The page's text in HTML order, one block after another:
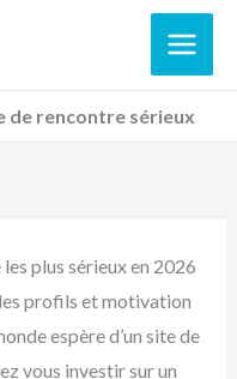
de rencontre sérieux
plus sérieux en 2026
profils et motivation
espère d’un site de
vous investir sur un